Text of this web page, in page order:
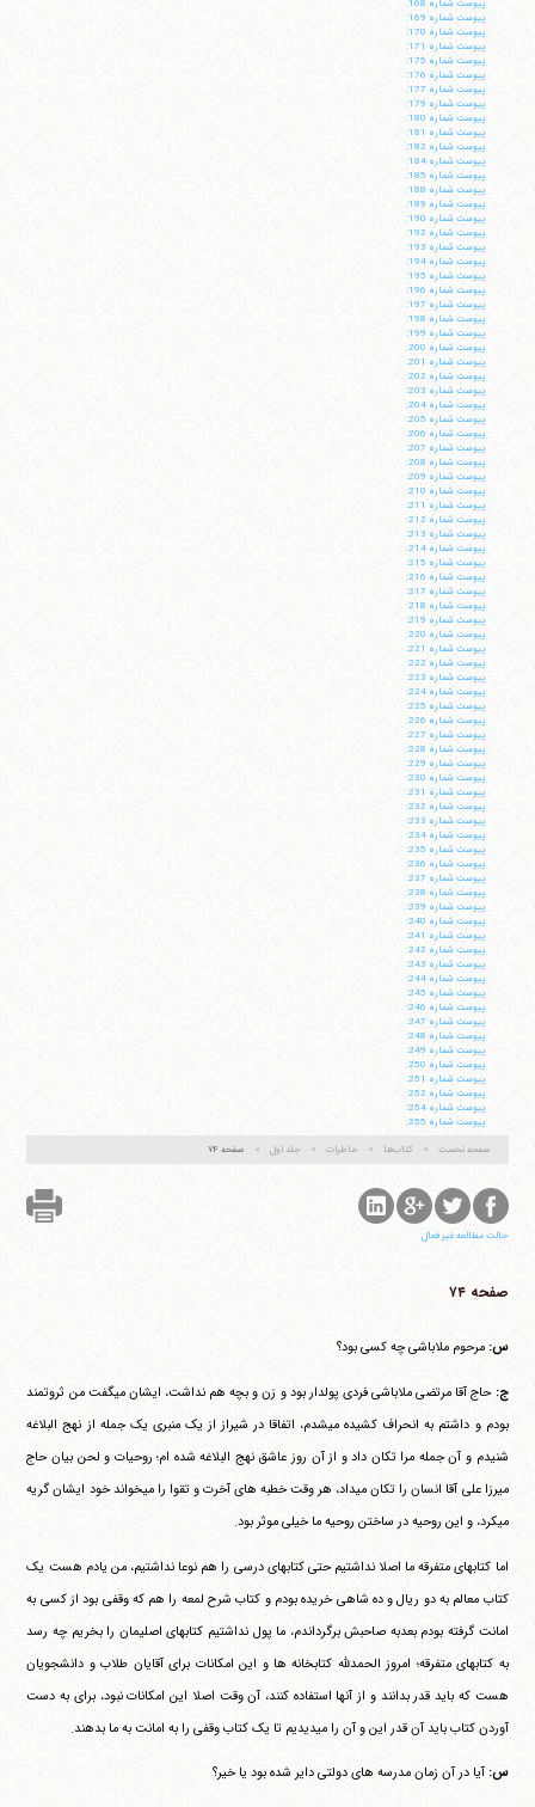
پيوست شماره 168:
پيوست شماره 169:
پيوست شماره 170:
پيوست شماره 171:
پيوست شماره 175:
پيوست شماره 176:
پيوست شماره 177:
پيوست شماره 179:
پيوست شماره 180:
پيوست شماره 181:
پيوست شماره 182:
پيوست شماره 184:
پيوست شماره 185:
پيوست شماره 188:
پيوست شماره 189:
پيوست شماره 190:
پيوست شماره 192:
پيوست شماره 193:
پيوست شماره 194:
پيوست شماره 195:
پيوست شماره 196:
پيوست شماره 197:
پيوست شماره 198:
پيوست شماره 199:
پيوست شماره 200:
پيوست شماره 201:
پيوست شماره 202:
پيوست شماره 203:
پيوست شماره 204:
پيوست شماره 205:
پيوست شماره 206:
پيوست شماره 207:
پيوست شماره 208:
پيوست شماره 209:
پيوست شماره 210:
پيوست شماره 211:
پيوست شماره 212:
پيوست شماره 213:
پيوست شماره 214:
پيوست شماره 215:
پيوست شماره 216:
پيوست شماره 217:
پيوست شماره 218:
پيوست شماره 219:
پيوست شماره 220:
پيوست شماره 221:
پيوست شماره 222:
پيوست شماره 223:
پيوست شماره 224:
پيوست شماره 225:
پيوست شماره 226:
پيوست شماره 227:
پيوست شماره 228:
پيوست شماره 229:
پيوست شماره 230:
پيوست شماره 231:
پيوست شماره 232:
پيوست شماره 233:
پيوست شماره 234:
پيوست شماره 235:
پيوست شماره 236:
پيوست شماره 237:
پيوست شماره 238:
پيوست شماره 239:
پيوست شماره 240:
پيوست شماره 241:
پيوست شماره 242:
پيوست شماره 243:
پيوست شماره 244:
پيوست شماره 245:
پيوست شماره 246:
پيوست شماره 247:
پيوست شماره 248:
پيوست شماره 249:
پيوست شماره 250:
پيوست شماره 251:
پيوست شماره 252:
پيوست شماره 254:
پيوست شماره 255:
صفحه نخست
کتاب‌ها خاطرات جلد اول صفحه ۷۴
حالت مطالعه غیر فعال
صفحه ۷۴
س:مرحوم ملاباشی چه کسی بود؟
ج:
حاج آقا مرتضی ملاباشی فردی پولدار بود و زن و بچه هم نداشت، ایشان می‎گفت من ثروتمند
بودم و داشتم به انحراف کشیده می‎شدم، اتفاقا در شیراز از یک منبری یک جمله از نهج البلاغه
شنیدم و آن جمله مرا تکان داد و از آن روز عاشق نهج البلاغه شده ام؛ روحیات و لحن بیان حاج
میرزا علی آقا انسان را تکان می‎داد، هر وقت خطبه های آخرت و تقوا را می‎خواند خود ایشان گریه
می‎کرد، و این روحیه در ساختن روحیه ما خیلی موثر بود.
اما کتابهای متفرقه ما اصلا نداشتیم حتی کتابهای درسی را هم نوعا نداشتیم، من یادم هست یک
کتاب معالم به دو ریال و ده شاهی خریده بودم و کتاب شرح لمعه را هم که وقفی بود از کسی به
امانت گرفته بودم بعدبه صاحبش برگرداندم، ما پول نداشتیم کتابهای اصلیمان را بخریم چه رسد
به کتابهای متفرقه؛ امروز الحمدلله کتابخانه ها و این امکانات برای آقایان طلاب و دانشجویان
هست که باید قدر بدانند و از آنها استفاده کنند، آن وقت اصلا این امکانات نبود، برای به دست
آوردن کتاب باید آن قدر این و آن را می‎دیدیم تا یک کتاب وقفی را به امانت به ما بدهند.
س:آیا در آن زمان مدرسه های دولتی دایر شده بود یا خیر؟